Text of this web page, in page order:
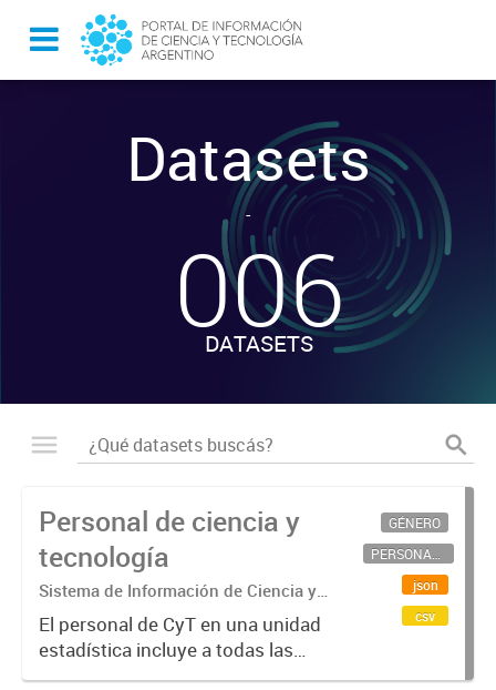
Datasets
-
006
DATASETS
Personal de ciencia y
tecnología
Sistema de Información de Ciencia y
Tecnología Argentino (SICYTAR)
El personal de CyT en una unidad
estadística incluye a todas las
personas involucradas
GÉNERO
PERSONAL CIENTÍFICO-TECNOLÓGICO
json
csv